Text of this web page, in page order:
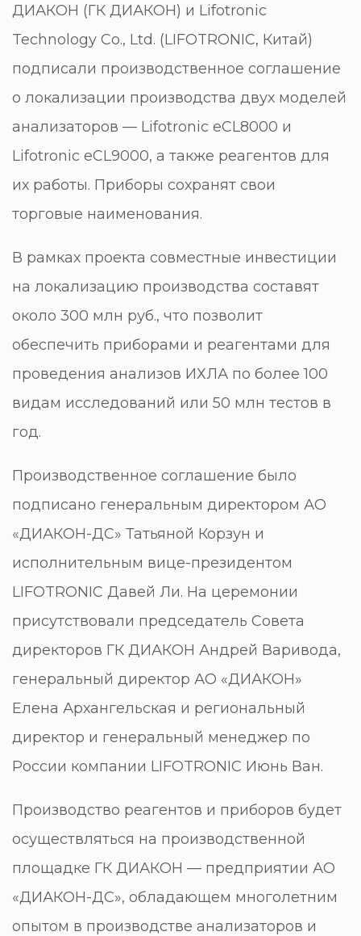
ДИАКОН (ГК ДИАКОН) и Lifotronic
Technology Co., Ltd. (LIFOTRONIC, Китай)
подписали производственное соглашение
о локализации производства двух моделей
анализаторов — Lifotronic eCL8000 и
Lifotronic eCL9000, а также реагентов для
их работы. Приборы сохранят свои
торговые наименования.
В рамках проекта совместные инвестиции
на локализацию производства составят
около 300 млн руб., что позволит
обеспечить приборами и реагентами для
проведения анализов ИХЛА по более 100
видам исследований или 50 млн тестов в
год.
Производственное соглашение было
подписано генеральным директором АО
«ДИАКОН-ДС» Татьяной Корзун и
исполнительным вице-президентом
LIFOTRONIC Давей Ли. На церемонии
присутствовали председатель Совета
директоров ГК ДИАКОН Андрей Варивода,
генеральный директор АО «ДИАКОН»
Елена Архангельская и региональный
директор и генеральный менеджер по
России компании LIFOTRONIC Июнь Ван.
Производство реагентов и приборов будет
осуществляться на производственной
площадке ГК ДИАКОН — предприятии АО
«ДИАКОН-ДС», обладающем многолетним
опытом в производстве анализаторов и